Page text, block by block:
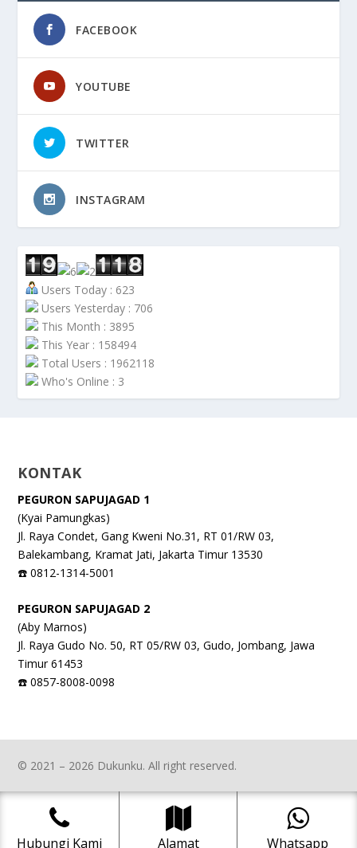
FACEBOOK
YOUTUBE
TWITTER
INSTAGRAM
Users Today : 623
Users Yesterday : 706
This Month : 3895
This Year : 158494
Total Users : 1962118
Who's Online : 3
KONTAK
PEGURON SAPUJAGAD 1
(Kyai Pamungkas)
Jl. Raya Condet, Gang Kweni No.31, RT 01/RW 03,
Balekambang, Kramat Jati, Jakarta Timur 13530
☎️ 0812-1314-5001
PEGURON SAPUJAGAD 2
(Aby Marnos)
Jl. Raya Gudo No. 50, RT 05/RW 03, Gudo, Jombang, Jawa
Timur 61453
☎️ 0857-8008-0098
© 2021 – 2026 Dukunku. All right reserved.
Hubungi Kami Alamat Whatsapp